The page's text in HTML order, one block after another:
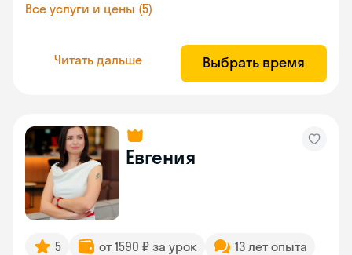
Все услуги и цены (5)
Читать дальше Выбрать время
Евгения
5 от 1590 ₽ за урок
13 лет опыта